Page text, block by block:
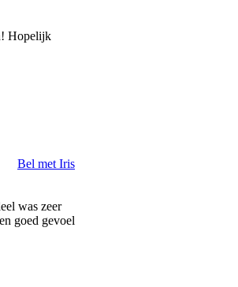
Hopelijk
Bel met Iris
was zeer
goed gevoel